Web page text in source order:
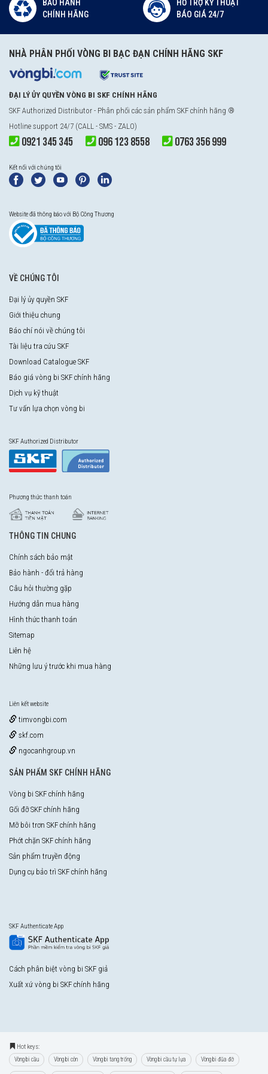
loại vòng bi này luôn rất chuộng.
với chúng tôi, vongbi.com đại lý vòng bi SKF chính hãng Tại Việt Nam,
chúng tôi sẽ giúp bạn có những giải pháp hoàn hảo nhất.
BẢO HÀNH
CHÍNH HÃNG
HỖ TRỢ KỸ THUẬT
BÁO GIÁ 24/7
NHÀ PHÂN PHỐI VÒNG BI BẠC ĐẠN CHÍNH HÃNG SKF
ĐẠI LÝ ỦY QUYỀN VÒNG BI SKF CHÍNH HÃNG
SKF Authorized Distributor - Phân phối các sản phẩm SKF chính hãng ®
Hotline support 24/7 (CALL - SMS - ZALO)
0921 345 345 096 123 8558 0763 356 999
Kết nối với chúng tôi
Website đã thông báo với Bộ Công Thương
VỀ CHÚNG TÔI
Đại lý ủy quyền SKF
Giới thiệu chung
Báo chí nói về chúng tôi
Tài liệu tra cứu SKF
Download Catalogue SKF
Báo giá vòng bi SKF chính hãng
Dịch vụ kỹ thuật
Tư vấn lựa chọn vòng bi
SKF Authorized Distributor
Phương thức thanh toán
THÔNG TIN CHUNG
Chính sách bảo mật
Bảo hành - đổi trả hàng
Câu hỏi thường gặp
Hướng dẫn mua hàng
Hình thức thanh toán
Sitemap
Liên hệ
Những lưu ý trước khi mua hàng
Liên kết website
timvongbi.com
skf.com
ngocanhgroup.vn
SẢN PHẨM SKF CHÍNH HÃNG
Vòng bi SKF chính hãng
Gối đỡ SKF chính hãng
Mỡ bôi trơn SKF chính hãng
Phớt chặn SKF chính hãng
Sản phẩm truyền động
Dụng cụ bảo trì SKF chính hãng
SKF Authenticate App
Cách phân biệt vòng bi SKF giả
Xuất xứ vòng bi SKF chính hãng
Hot keys:
Vòng bi cầu Vòng bi côn Vòng bi tang trống Vòng bi cầu tự lựa Vòng bi đũa đỡ